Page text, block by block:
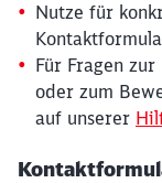
Nutze für
Für Fragen
oder zum
auf unserer